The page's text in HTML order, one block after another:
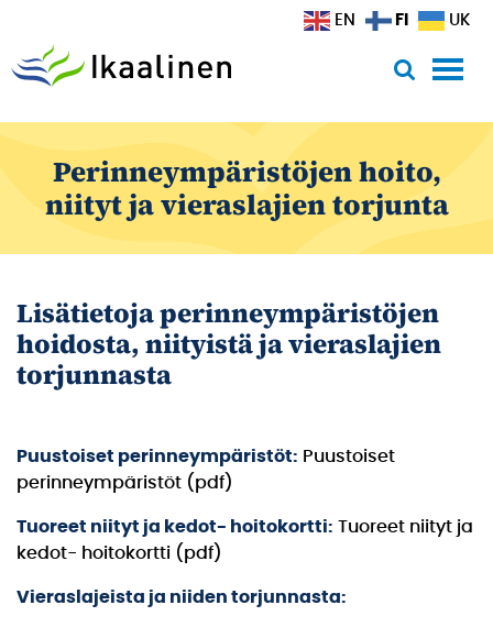
Perinneympäristöjen hoito,
niityt ja vieraslajien torjunta
Lisätietoja perinneympäristöjen
hoidosta, niityistä ja vieraslajien
torjunnasta
Puustoiset perinneympäristöt: Puustoiset
perinneympäristöt (pdf)
Tuoreet niityt ja kedot- hoitokortti: Tuoreet niityt ja
kedot- hoitokortti (pdf)
Vieraslajeista ja niiden torjunnasta:
EN FI UK